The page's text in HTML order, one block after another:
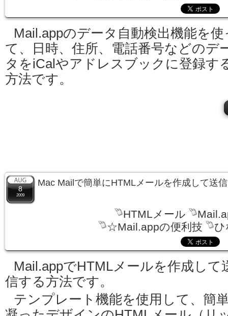
Mail.appのデータ自動検出機能を使
て、日時、住所、電話番号などのデ
タをiCalやアドレスブックに登録す
方法です。
8
2009
Mac Mailで簡単にHTMLメールを作成して送
HTMLメール
☆Mail.appの便利技
ひ
Mail.appでHTMLメールを作成して
信する方法です。
テンプレート機能を使用して、簡